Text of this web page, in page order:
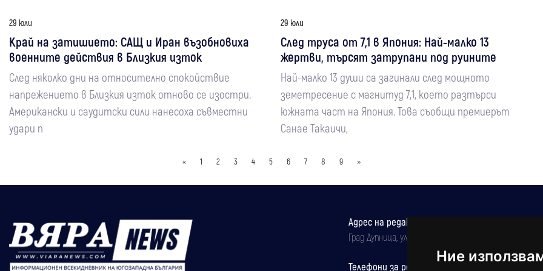
Ние
29 юли
Край на затишието: САЩ и Иран възобновиха
военните действия в Близкия изток
След няколко дни на относително спокойствие
напрежението в Близкия изток отново се изостри.
Американски и саудитски сили нанесоха съвместни
удари п
29 юли
След труса от 7,1 в Япония: Най-малко 13
жертви, търсят затрупани под руините
Най-малко 13 души са загинали след мощното
земетресение с магнитуд 7,1, което разтърси
южната част на Япония. Това съобщи премиерът
Санае Такаичи,
« 1 2 3 4 5 6 7 8 9 »
Адрес на редакцията
Град Дупница, ул.''Христо Ботев" 43
Телефони за реклама и абонаменти